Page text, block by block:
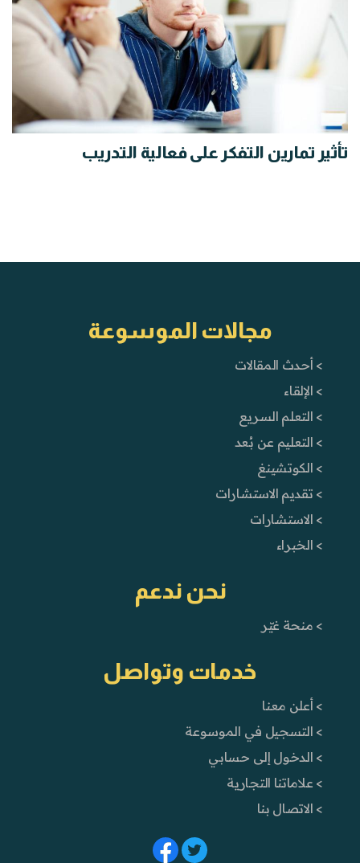
تأثير تمارين التفكر على فعالية التدريب
مجالات الموسوعة
> أحدث المقالات
> الإلقاء
> التعلم السريع
> التعليم عن بُعد
> الكوتشينغ
> تقديم الاستشارات
> الاستشارات
> الخبراء
نحن ندعم
> منحة غيّر
خدمات وتواصل
> أعلن معنا
> التسجيل في الموسوعة
> الدخول إلى حسابي
> علاماتنا التجارية
> الاتصال بنا